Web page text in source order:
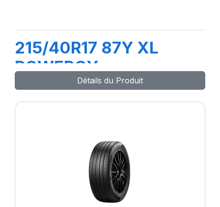
215/40R17 87Y XL
POWERGY
Détails du Produit